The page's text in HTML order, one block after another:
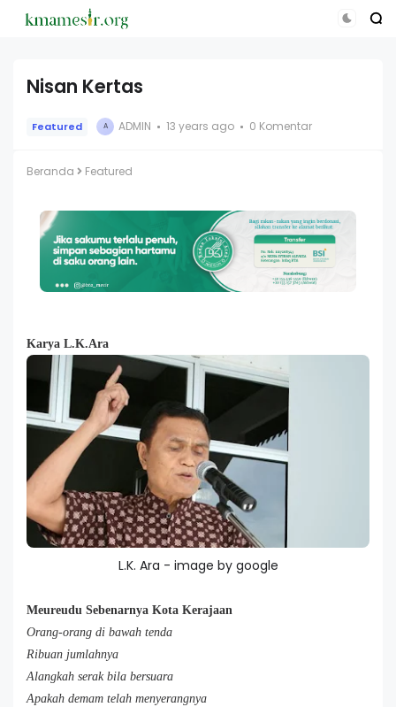
Nisan Kertas
Featured A ADMIN 13 years ago 0 Komentar
Beranda Featured
Karya L.K.Ara
L.K. Ara - image by google
Meureudu Sebenarnya Kota Kerajaan
Orang-orang di bawah tenda
Ribuan jumlahnya
Alangkah serak bila bersuara
Apakah demam telah menyerangnya